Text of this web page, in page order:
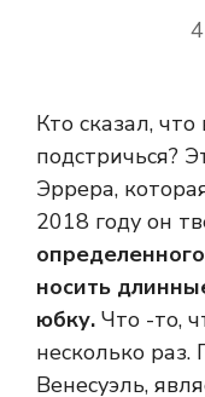
Кто сказал,
подстричься?
Эррера,
2018 году он
носить
юбку. Что -то,
несколько раз.
Венесуэль,